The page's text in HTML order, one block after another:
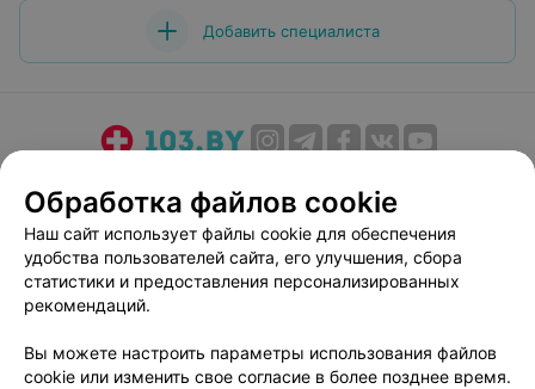
Добавить специалиста
Медицинский маркетинг
Публичный договор
Пользовательское соглашение
Способы оплаты
Вакансии
Партнеры
Написать руководителю 103.by
Персональные настройки cookie
Обработка файлов cookie
Наш сайт использует файлы cookie для обеспечения
удобства пользователей сайта, его улучшения, сбора
статистики и предоставления персонализированных
рекомендаций.
Вы можете настроить параметры использования файлов
cookie или изменить свое согласие в более позднее время.